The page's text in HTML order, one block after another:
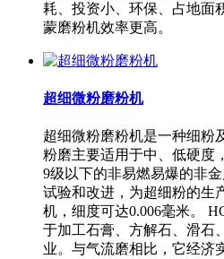
耗、投资小、环保、占地面
蒙磨粉机效率更高。
超细微粉磨粉机
超细微粉磨粉机是一种细粉
粉磨主要适用于中、低硬度
9级以下的非易燃易爆的非
试验和改进，为超细粉的生
机，细度可达0.006毫米。
于加工石膏、方解石、滑石
业。与气流磨相比，它经济